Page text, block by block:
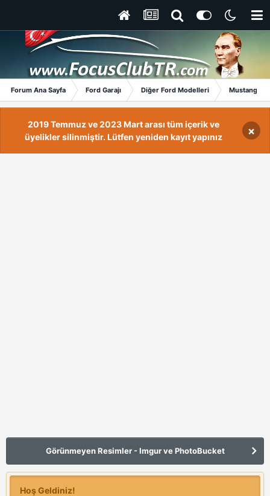
Forum Ana Sayfa Ford Garajı Diğer Ford Modelleri Mustang
2019 Temmuz ve 2023 Mart arası tüm içerik ve
üyelikler silinmiştir. Lütfen yeniden kayıt yapınız
×
Görünmeyen Resimler - Imgur ve PhotoBucket
Hoş Geldiniz!